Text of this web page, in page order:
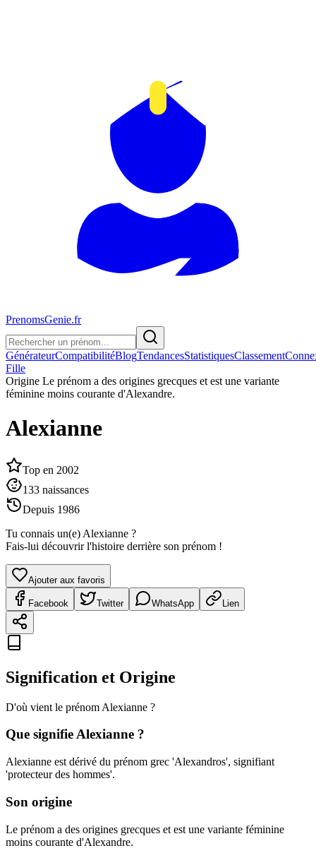
PrenomsGenie.fr
GénérateurCompatibilitéBlogTendancesStatistiquesClassement
Fille
Origine Le prénom a des origines grecques et est une variante
féminine moins courante d'Alexandre.
Alexianne
Top en 2002
133 naissances
Depuis 1986
Tu connais un(e) Alexianne ?
Fais-lui découvrir l'histoire derrière son prénom !
Ajouter aux favoris
Facebook Twitter WhatsApp Lien
Signification et Origine
D'où vient le prénom Alexianne ?
Que signifieAlexianne ?
Alexianne est dérivé du prénom grec 'Alexandros', signifiant
'protecteur des hommes'.
Son origine
Le prénom a des origines grecques et est une variante féminine
moins courante d'Alexandre.